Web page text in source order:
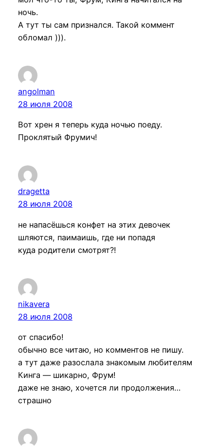
ночь.
А тут ты сам признался. Такой коммент
обломал ))).
angolman
28 июля 2008
Вот хрен я теперь куда ночью поеду.
Проклятый Фрумич!
dragetta
28 июля 2008
не напасёшься конфет на этих девочек
шляются, паимаишь, где ни попадя
куда родители смотрят?!
nikavera
28 июля 2008
от спасибо!
обычно все читаю, но комментов не пишу.
а тут даже разослала знакомым любителям
Кинга — шикарно, Фрум!
даже не знаю, хочется ли продолжения…
страшно